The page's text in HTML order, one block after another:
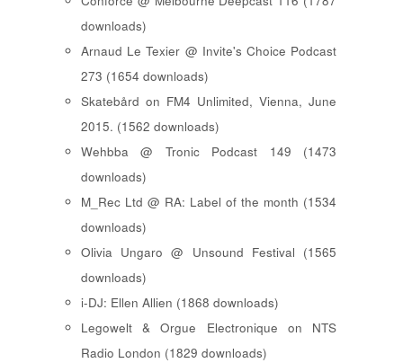
downloads)
Arnaud Le Texier @ Invite's Choice Podcast
273 (1654 downloads)
Skatebård on FM4 Unlimited, Vienna, June
2015. (1562 downloads)
Wehbba @ Tronic Podcast 149 (1473
downloads)
M_Rec Ltd @ RA: Label of the month (1534
downloads)
Olivia Ungaro @ Unsound Festival (1565
downloads)
i-DJ: Ellen Allien (1868 downloads)
Legowelt & Orgue Electronique on NTS
Radio London (1829 downloads)